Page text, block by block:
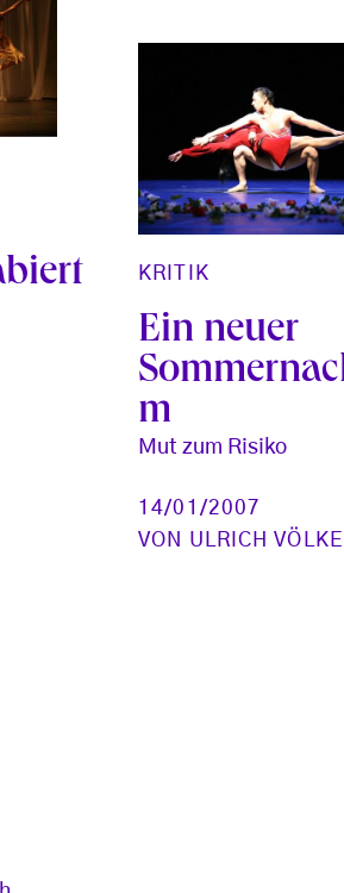
KRITIK
Ein neuer
m
Mut zum Risiko
14/01/2007
VON ULRICH